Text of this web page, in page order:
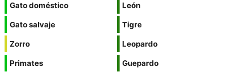
Gato doméstico
Gato salvaje
Zorro
Primates
León
Tigre
Leopardo
Guepardo